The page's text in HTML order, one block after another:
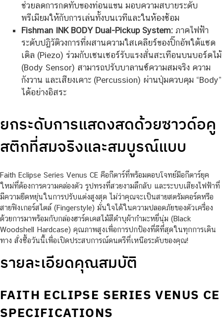
ช่วยลดการกดทับของท่อนแขน มอบความสบายระดับ
พรีเมียมให้กับการเล่นทั้งบนเวทีและในห้องซ้อม
Fishman INK BODY Dual-Pickup System:ภาคไฟฟ้า
ระดับปฏิวัติวงการที่ผสานความใสเคลียร์ของปิ๊กอัพใต้แซด
เดิล (Piezo) ร่วมกับเซนเซอร์รับแรงสั่นสะเทือนบนบอร์ดไม้
(Body Sensor) สามารถปรับบาลานซ์ความสมจริง ความ
กังวาน และเสียงเคาะ (Percussion) ผ่านปุ่มควบคุม “Body”
ได้อย่างอิสระ
ยกระดับการแสดงสดด้วยซาวด์อคู
สติกที่สมจริงและสมบูรณ์แบบ
Faith Eclipse Series Venus CE คือกีตาร์ที่พร้อมตอบโจทย์มือกีตาร์ยุค
ใหม่ที่ต้องการความคล่องตัว รูปทรงที่สวยงามลึกลับ และระบบเสียงไฟฟ้าที่
มีความยืดหยุ่นในการปรับแต่งสูงสุด ไม่ว่าคุณจะเป็นสายสตรัมคอร์ดหรือ
สายฟิงเกอร์สไตล์ (Fingerstyle) มั่นใจได้ในความปลอดภัยของตัวเครื่อง
ด้วยการมาพร้อมกับกล่องฮาร์ดเคสไม้สีดำบุผ้ากำมะหยี่นุ่ม (Black
Woodshell Hardcase) คุณภาพสูงเพื่อการปกป้องที่ดีที่สุดในทุกการเดิน
ทาง สั่งซื้อวันนี้เพื่อเปิดประสบการณ์ดนตรีที่เหนือระดับของคุณ!
รายละเอียดคุณสมบัติ
FAITH ECLIPSE SERIES VENUS CE
SPECIFICATIONS